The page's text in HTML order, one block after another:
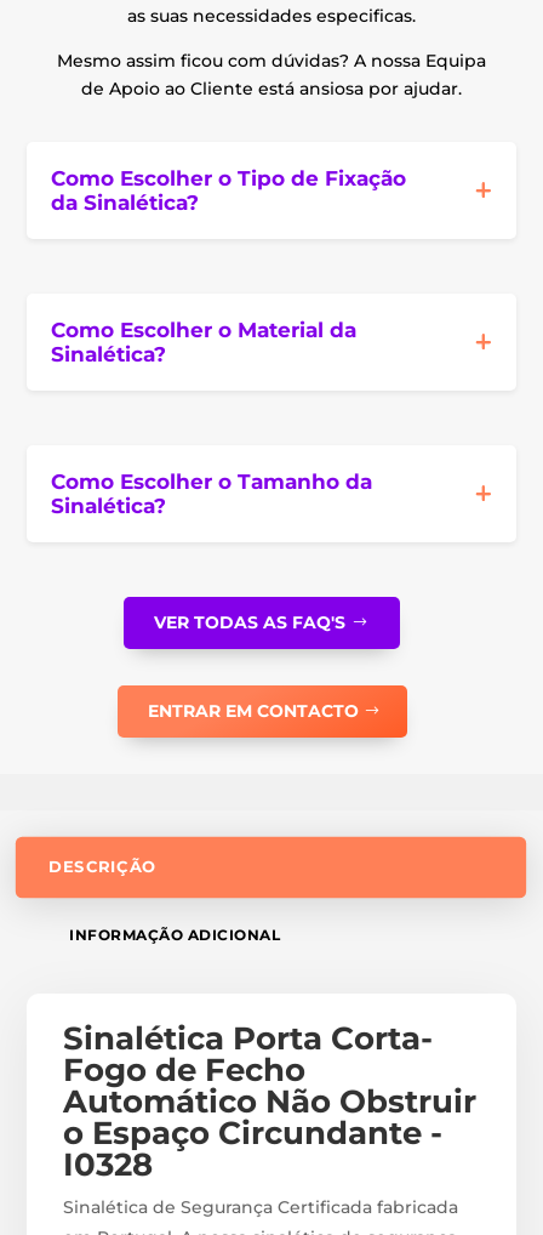
as suas necessidades especificas.
Mesmo assim ficou com dúvidas? A nossa Equipa
de Apoio ao Cliente está ansiosa por ajudar.
Como Escolher o Tipo de Fixação
da Sinalética?
Como Escolher o Material da
Sinalética?
Como Escolher o Tamanho da
Sinalética?
VER TODAS AS FAQ'S
ENTRAR EM CONTACTO
DESCRIÇÃO
INFORMAÇÃO ADICIONAL
Sinalética Porta Corta-
Fogo de Fecho
Automático Não Obstruir
o Espaço Circundante -
I0328
Sinalética de Segurança Certificada fabricada